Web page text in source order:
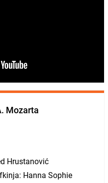
Mozarta
Hrustanović
Hanna Sophie